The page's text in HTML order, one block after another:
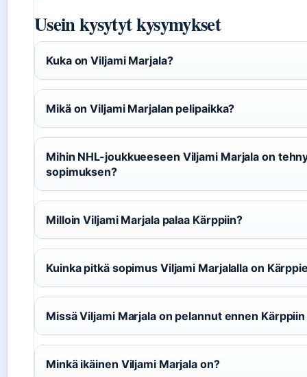
Usein kysytyt kysymykset
Kuka on Viljami Marjala?
Mikä on Viljami Marjalan pelipaikka?
Mihin NHL-joukkueeseen Viljami Marjala on
sopimuksen?
Milloin Viljami Marjala palaa Kärppiin?
Kuinka pitkä sopimus Viljami Marjalalla on
Missä Viljami Marjala on pelannut ennen
Minkä ikäinen Viljami Marjala on?